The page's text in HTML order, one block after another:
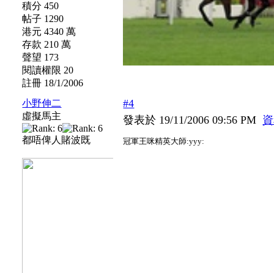
積分 450
帖子 1290
港元 4340 萬
存款 210 萬
聲望 173
閱讀權限 20
註冊 18/1/2006
小野伸二
虛擬馬主
都唔俾人賭波既
#4
發表於 19/11/2006 09:56 PM
冠軍王咪精英大師:yyy: